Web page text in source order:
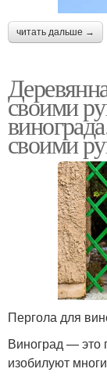
читать дальше →
своими
своими
Пергола для
Виноград — это
изобилуют